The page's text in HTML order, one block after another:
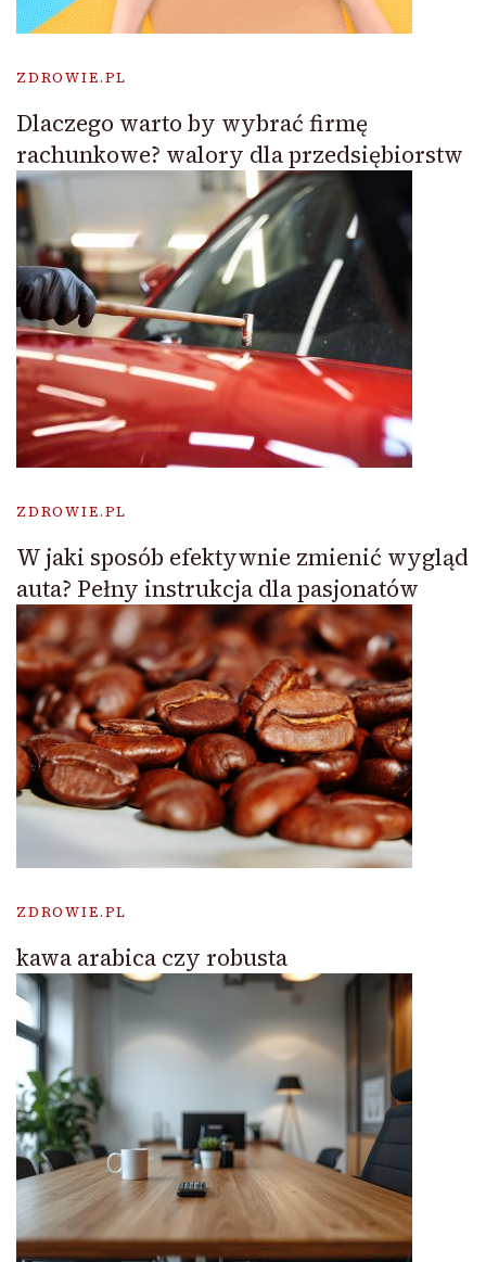
ZDROWIE.PL
Dlaczego warto by wybrać firmę
rachunkowe? walory dla przedsiębiorstw
ZDROWIE.PL
W jaki sposób efektywnie zmienić wygląd
auta? Pełny instrukcja dla pasjonatów
ZDROWIE.PL
kawa arabica czy robusta